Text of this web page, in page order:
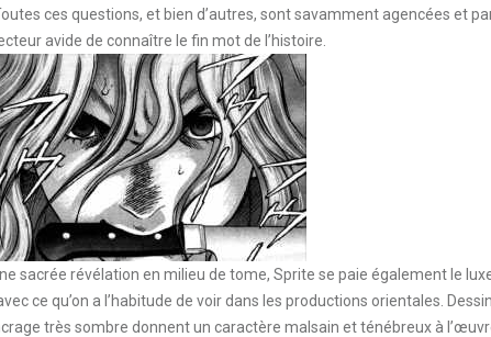
ces questions, et bien d’autres, sont savamment agencées et
avide de connaître le fin mot de l’histoire.
sacrée révélation en milieu de tome, Sprite se paie également le
ce qu’on a l’habitude de voir dans les productions orientales.
très sombre donnent un caractère malsain et ténébreux à